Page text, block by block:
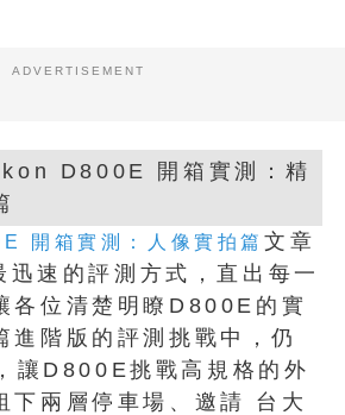
ADVERTISEMENT
開箱實測：人像實拍篇 文章
迅速的評測方式，直出每一
各位清楚明瞭D800E的實
進階版的評測挑戰中，仍
讓D800E挑戰高規格的外
下兩層停車場、邀請 台大